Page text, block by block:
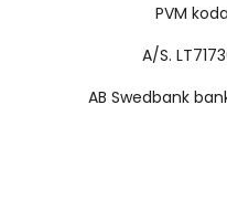
PVM
A/S.
AB Swedbank